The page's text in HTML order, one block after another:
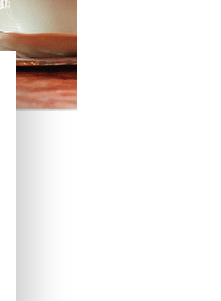
und
unserem Gewinnspiel! Bis 31.
wir 10 Gutscheine des Treffpunkt Gold der
Göppingen im Wert von je 30 Euro.
Sie einfach folgende Frage: